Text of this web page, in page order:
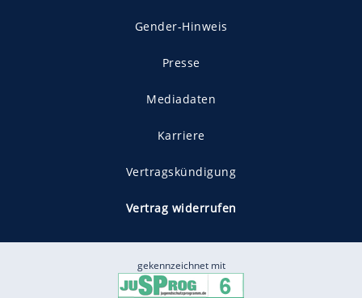
Gender-Hinweis
Presse
Mediadaten
Karriere
Vertragskündigung
Vertrag widerrufen
gekennzeichnet mit